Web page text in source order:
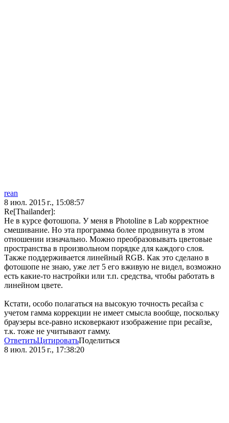
rean
8 июл. 2015 г., 15:08:57
Re[Thailander]:
Не в курсе фотошопа. У меня в Photoline в Lab корректное
смешивание. Но эта программа более продвинута в этом
отношении изначально. Можно преобразовывать цветовые
пространства в произвольном порядке для каждого слоя.
Также поддерживается линейный RGB. Как это сделано в
фотошопе не знаю, уже лет 5 его вживую не видел, возможно
есть какие-то настройки или т.п. средства, чтобы работать в
линейном цвете.
Кстати, особо полагаться на высокую точность ресайза с
учетом гамма коррекции не имеет смысла вообще, поскольку
браузеры все-равно исковеркают изображение при ресайзе,
т.к. тоже не учитывают гамму.
ОтветитьЦитироватьПоделиться
8 июл. 2015 г., 17:38:20